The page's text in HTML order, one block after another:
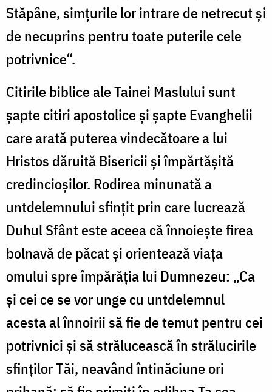
Stăpâne, simţurile lor intrare de netrecut şi
de necuprins pentru toate puterile cele
potrivnice“.
Citirile biblice ale Tainei Maslului sunt
şapte citiri apostolice şi şapte Evanghelii
care arată puterea vindecătoare a lui
Hristos dăruită Bisericii şi împărtăşită
credincioşilor. Rodirea minunată a
untdelemnului sfinţit prin care lucrează
Duhul Sfânt este aceea că înnoieşte firea
bolnavă de păcat şi orientează viaţa
omului spre împărăţia lui Dumnezeu: „Ca
şi cei ce se vor unge cu untdelemnul
acesta al înnoirii să fie de temut pentru cei
potrivnici şi să strălucească în strălucirile
sfinţilor Tăi, neavând întinăciune ori